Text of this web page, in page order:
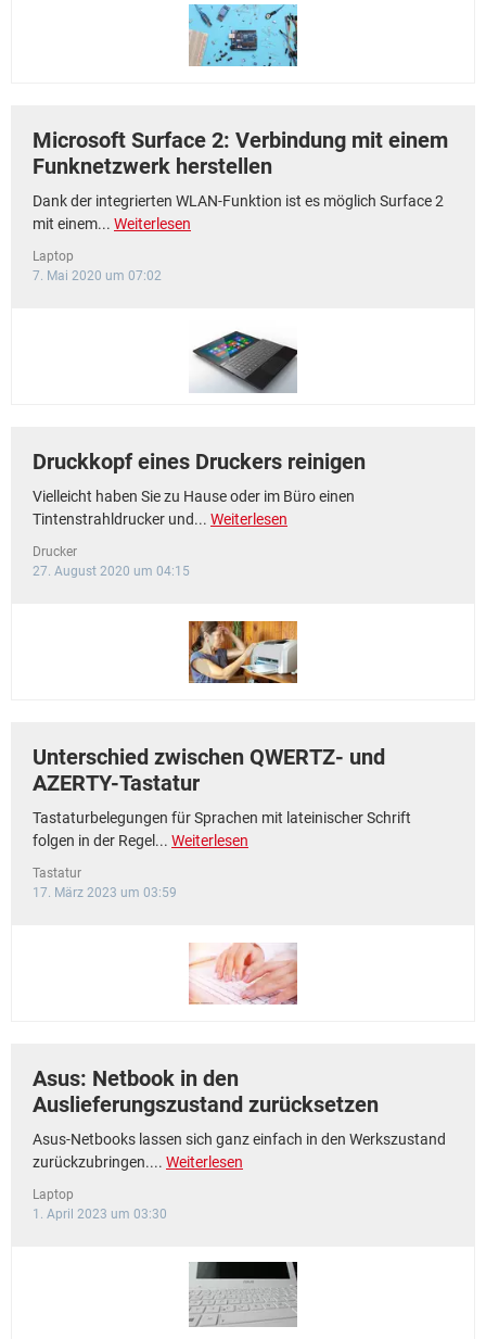
HARDWARE
Microsoft Surface 2: Verbindung mit einem
Funknetzwerk herstellen
Dank der integrierten WLAN-Funktion ist es möglich Surface 2
mit einem... Weiterlesen
Laptop
7. Mai 2020 um 07:02
Druckkopf eines Druckers reinigen
Vielleicht haben Sie zu Hause oder im Büro einen
Tintenstrahldrucker und... Weiterlesen
Drucker
27. August 2020 um 04:15
Unterschied zwischen QWERTZ- und
AZERTY-Tastatur
Tastaturbelegungen für Sprachen mit lateinischer Schrift
folgen in der Regel... Weiterlesen
Tastatur
17. März 2023 um 03:59
Asus: Netbook in den
Auslieferungszustand zurücksetzen
Asus-Netbooks lassen sich ganz einfach in den Werkszustand
zurückzubringen.... Weiterlesen
Laptop
1. April 2023 um 03:30